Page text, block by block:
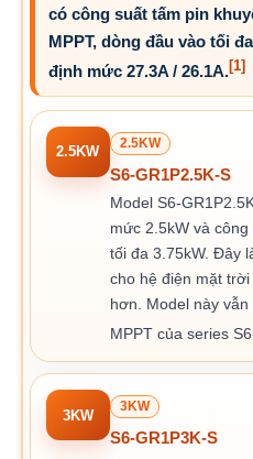
có công suất tấm pin
MPPT, dòng đầu vào tối
định mức 27.3A / 26.1A.[1]
2.5KW
2.5KW
S6-GR1P2.5K-S
Model S6-
mức 2.5kW và
tối đa 3.75kW. Đây
cho hệ điện mặt
hơn. Model này
MPPT của series
3KW
3KW
S6-GR1P3K-S